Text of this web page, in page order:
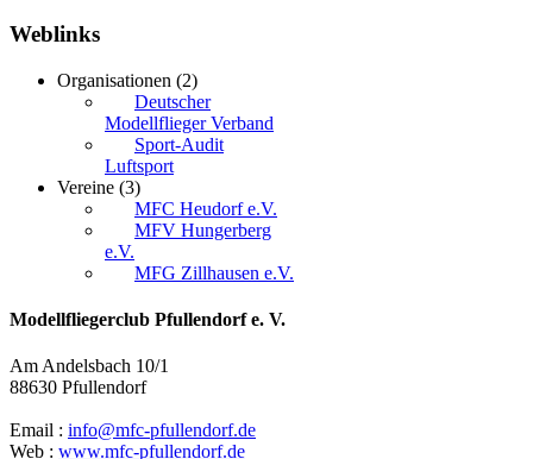
Weblinks
Organisationen (2)
Deutscher
Modellflieger Verband
Sport-Audit
Luftsport
Vereine (3)
MFC Heudorf e.V.
MFV Hungerberg
e.V.
MFG Zillhausen e.V.
Modellfliegerclub Pfullendorf e. V.
Am Andelsbach 10/1
88630 Pfullendorf
Email : info@mfc-pfullendorf.de
Web : www.mfc-pfullendorf.de